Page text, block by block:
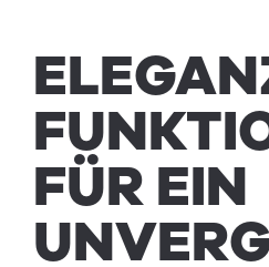
FÜR EIN